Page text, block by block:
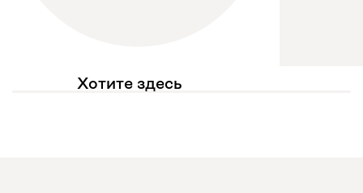
Хотите здесь